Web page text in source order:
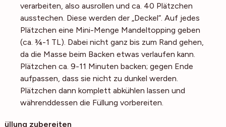
verarbeiten, also ausrollen und ca. 40 Plätzchen
ausstechen. Diese werden der „Deckel“. Auf jedes
Plätzchen eine Mini-Menge Mandeltopping geben
(ca. ¾-1 TL). Dabei nicht ganz bis zum Rand gehen,
da die Masse beim Backen etwas verlaufen kann.
Plätzchen ca. 9-11 Minuten backen; gegen Ende
aufpassen, dass sie nicht zu dunkel werden.
Plätzchen dann komplett abkühlen lassen und
währenddessen die Füllung vorbereiten.
Füllung zubereiten